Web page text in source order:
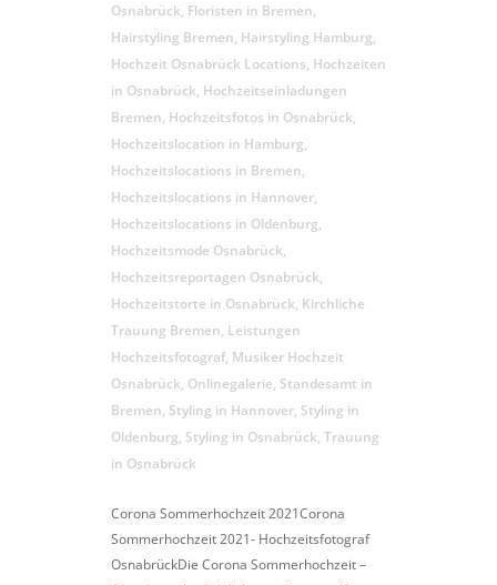
Osnabrück, Floristen in Bremen,
Hairstyling Bremen, Hairstyling Hamburg,
Hochzeit Osnabrück Locations, Hochzeiten
in Osnabrück, Hochzeitseinladungen
Bremen, Hochzeitsfotos in Osnabrück,
Hochzeitslocation in Hamburg,
Hochzeitslocations in Bremen,
Hochzeitslocations in Hannover,
Hochzeitslocations in Oldenburg,
Hochzeitsmode Osnabrück,
Hochzeitsreportagen Osnabrück,
Hochzeitstorte in Osnabrück, Kirchliche
Trauung Bremen, Leistungen
Hochzeitsfotograf, Musiker Hochzeit
Osnabrück, Onlinegalerie, Standesamt in
Bremen, Styling in Hannover, Styling in
Oldenburg, Styling in Osnabrück, Trauung
in Osnabrück
Corona Sommerhochzeit 2021Corona
Sommerhochzeit 2021- Hochzeitsfotograf
OsnabrückDie Corona Sommerhochzeit –